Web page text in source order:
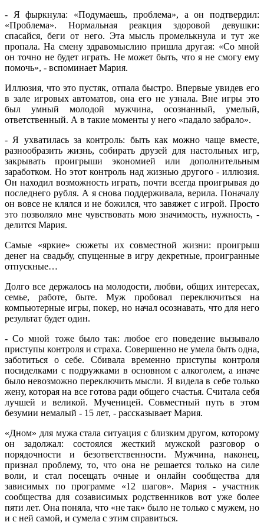
- Я фыркнула: «Подумаешь, проблема», а он подтвердил:
«Проблема». Нормальная реакция здоровой девушки:
спасайся, беги от него. Эта мысль промелькнула и тут же
пропала. На смену здравомыслию пришла другая: «Со мной
он точно не будет играть. Не может быть, что я не смогу ему
помочь», - вспоминает Мария.
Иллюзия, что это пустяк, отпала быстро. Впервые увидев его
в зале игровых автоматов, она его не узнала. Вне игры это
был умный молодой мужчина, осознанный, умелый,
ответственный. А в такие моменты у него «падало забрало».
- Я ухватилась за контроль: быть как можно чаще вместе,
разнообразить жизнь, собирать друзей для настольных игр,
закрывать проигрыши экономией или дополнительным
заработком. Но этот контроль над жизнью другого - иллюзия.
Он находил возможность играть, почти всегда проигрывая до
последнего рубля. А я снова поддерживала, верила. Поначалу
он вовсе не клялся и не божился, что завяжет с игрой. Просто
это позволяло мне чувствовать мою значимость, нужность, -
делится Мария.
Самые «яркие» сюжеты их совместной жизни: проигрыш
денег на свадьбу, спущенные в игру декретные, проигранные
отпускные…
Долго все держалось на молодости, любви, общих интересах,
семье, работе, быте. Муж пробовал переключиться на
компьютерные игры, покер, но начал осознавать, что для него
результат будет один.
- Со мной тоже было так: любое его поведение вызывало
приступы контроля и страха. Совершенно не умела быть одна,
заботиться о себе. Сбивала временно приступы контроля
посиделками с подружками в основном с алкоголем, а иначе
было невозможно переключить мысли. Я видела в себе только
жену, которая на все готова ради общего счастья. Считала себя
лучшей и великой. Мученицей. Совместный путь в этом
безумии немалый - 15 лет, - рассказывает Мария.
«Дном» для мужа стала ситуация с близким другом, которому
он задолжал: состоялся жесткий мужской разговор о
порядочности и безответственности. Мужчина, наконец,
признал проблему, то, что она не решается только на силе
воли, и стал посещать очные и онлайн сообщества для
зависимых по программе «12 шагов». Мария - участник
сообщества для созависимых родственников вот уже более
пяти лет. Она поняла, что «не так» было не только с мужем, но
и с ней самой, и сумела с этим справиться.